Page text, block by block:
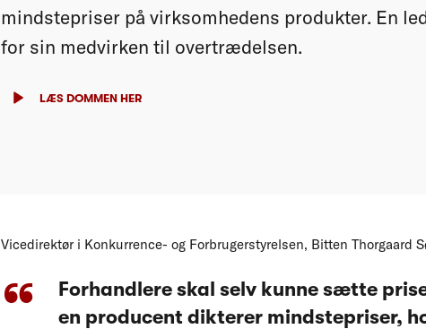
mindstepriser på virksomhedens produkter. En
for sin medvirken til overtrædelsen.
LÆS DOMMEN HER
Vicedirektør i Konkurrence- og Forbrugerstyrelsen, Bitten Thorgaard
Forhandlere skal selv kunne sætte
en producent dikterer mindstepriser,